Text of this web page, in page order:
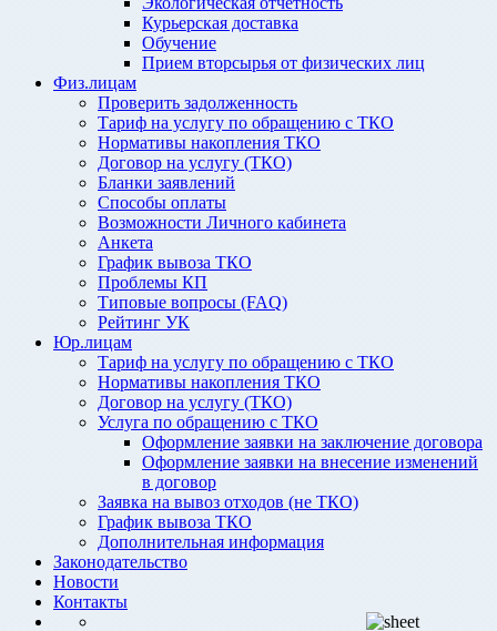
Курьерская доставка
Обучение
Прием вторсырья от физических лиц
Физ.лицам
Проверить задолженность
Тариф на услугу по обращению с ТКО
Нормативы накопления ТКО
Договор на услугу (ТКО)
Бланки заявлений
Способы оплаты
Возможности Личного кабинета
Анкета
График вывоза ТКО
Проблемы КП
Типовые вопросы (FAQ)
Рейтинг УК
Юр.лицам
Тариф на услугу по обращению с ТКО
Нормативы накопления ТКО
Договор на услугу (ТКО)
Услуга по обращению с ТКО
Оформление заявки на заключение договора
Оформление заявки на внесение изменений
в договор
Заявка на вывоз отходов (не ТКО)
График вывоза ТКО
Дополнительная информация
Законодательство
Новости
Контакты